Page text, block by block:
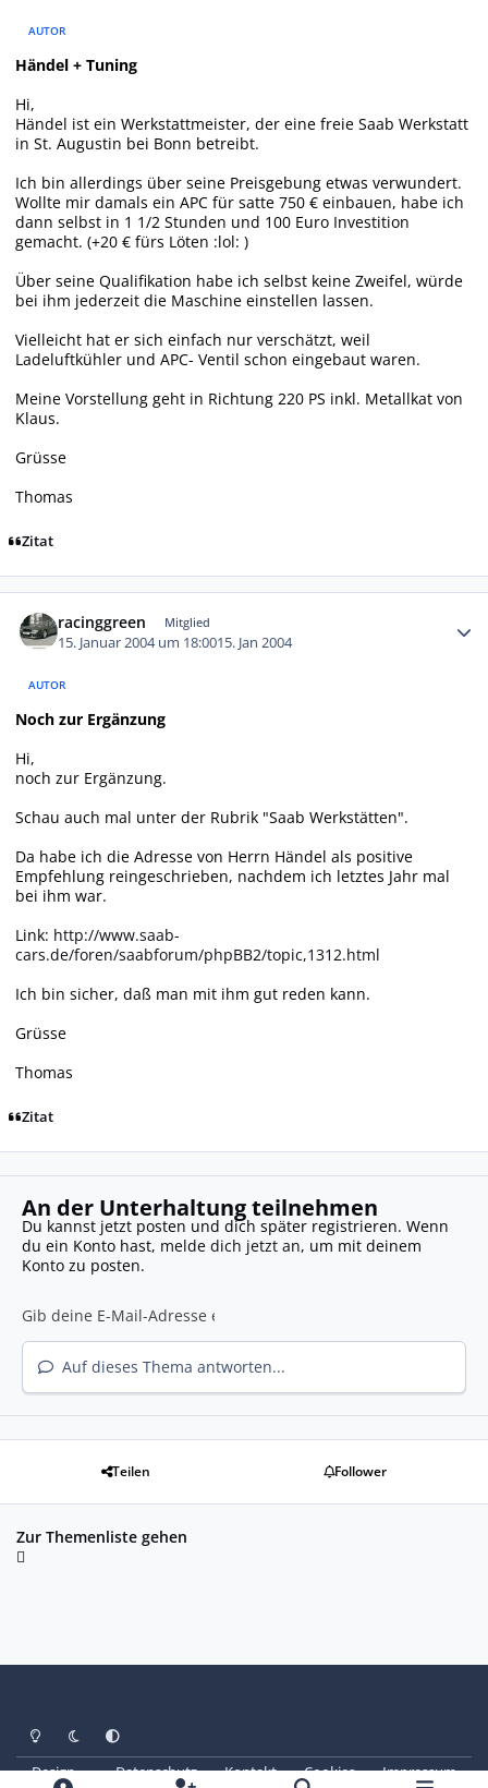
AUTOR
Händel + Tuning
Hi,
Händel ist ein Werkstattmeister, der eine freie Saab Werkstatt
in St. Augustin bei Bonn betreibt.
Ich bin allerdings über seine Preisgebung etwas verwundert.
Wollte mir damals ein APC für satte 750 € einbauen, habe ich
dann selbst in 1 1/2 Stunden und 100 Euro Investition
gemacht. (+20 € fürs Löten :lol: )
Über seine Qualifikation habe ich selbst keine Zweifel, würde
bei ihm jederzeit die Maschine einstellen lassen.
Vielleicht hat er sich einfach nur verschätzt, weil
Ladeluftkühler und APC- Ventil schon eingebaut waren.
Meine Vorstellung geht in Richtung 220 PS inkl. Metallkat von
Klaus.
Grüsse
Thomas
Zitat
racinggreen Mitglied
15. Januar 2004 um 18:0015. Jan 2004
AUTOR
Noch zur Ergänzung
Hi,
noch zur Ergänzung.
Schau auch mal unter der Rubrik "Saab Werkstätten".
Da habe ich die Adresse von Herrn Händel als positive
Empfehlung reingeschrieben, nachdem ich letztes Jahr mal
bei ihm war.
Link: http://www.saab-
cars.de/foren/saabforum/phpBB2/topic,1312.html
Ich bin sicher, daß man mit ihm gut reden kann.
Grüsse
Thomas
Zitat
An der Unterhaltung teilnehmen
Du kannst jetzt posten und dich später registrieren. Wenn
du ein Konto hast, melde dich jetzt an, um mit deinem
Konto zu posten.
Auf dieses Thema antworten...
Teilen Follower
Zur Themenliste gehen
Heller ModusDunkler Modus
Systemeinstellung
Design Datenschutz Kontakt Cookies Impressum